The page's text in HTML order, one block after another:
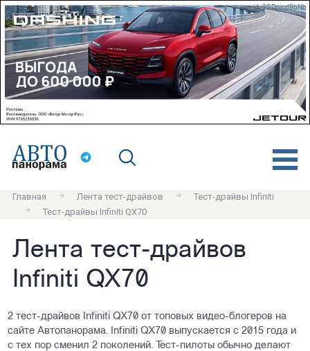
erid: 2SDnjcd9bNb
Главная Лента тест-драйвов
Тест-драйвы Infiniti
Тест-драйвы Infiniti QX70
Лента тест-драйвов
Infiniti QX70
2 тест-драйвов Infiniti QX70 от топовых видео-блогеров на
сайте Автопанорама. Infiniti QX70 выпускается с 2015 года и
с тех пор сменил 2 поколений. Тест-пилоты обычно делают